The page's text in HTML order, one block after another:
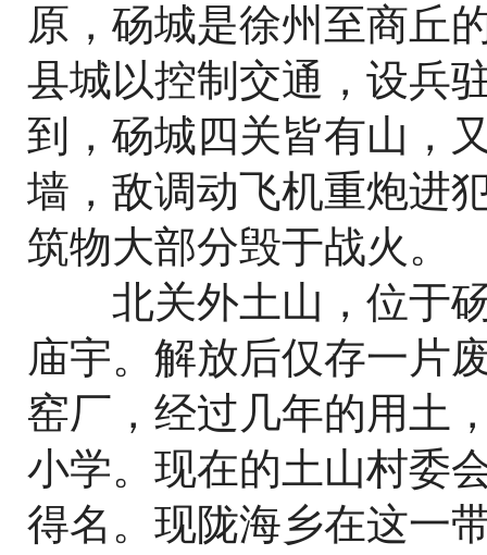
原，砀城是徐州至商丘
县城以控制交通，设兵
到，砀城四关皆有山，
墙，敌调动飞机重炮进
筑物大部分毁于战火。
北关外土山，位于砀
庙宇。解放后仅存一片
窑厂，经过几年的用土
小学。现在的土山村委
得名。现陇海乡在这一